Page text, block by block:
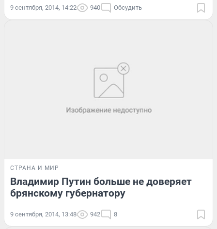
9 сентября, 2014, 14:22 940 Обсудить
СТРАНА И МИР
Владимир Путин больше не доверяет
брянскому губернатору
9 сентября, 2014, 13:48 942 8